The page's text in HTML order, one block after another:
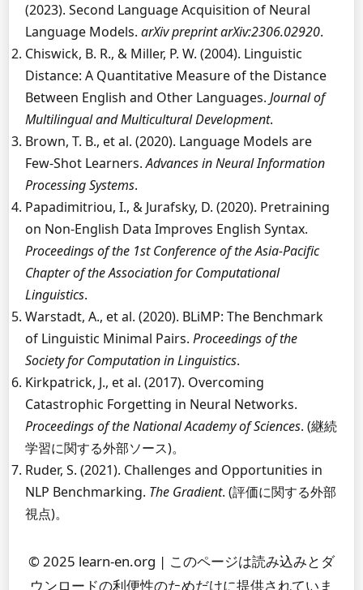
(2023). Second Language Acquisition of Neural
Language Models. arXiv preprint arXiv:2306.02920.
Chiswick, B. R., & Miller, P. W. (2004). Linguistic
Distance: A Quantitative Measure of the Distance
Between English and Other Languages. Journal of
Multilingual and Multicultural Development.
Brown, T. B., et al. (2020). Language Models are
Few-Shot Learners.Advances in Neural Information
Processing Systems.
Papadimitriou, I., & Jurafsky, D. (2020). Pretraining
on Non-English Data Improves English Syntax.
Proceedings of the 1st Conference of the Asia-Pacific
Chapter of the Association for Computational
Linguistics.
Warstadt, A., et al. (2020). BLiMP: The Benchmark
of Linguistic Minimal Pairs. Proceedings of the
Society for Computation in Linguistics.
Kirkpatrick, J., et al. (2017). Overcoming
Catastrophic Forgetting in Neural Networks.
Proceedings of the National Academy of Sciences. (継続
学習に関する外部ソース)。
Ruder, S. (2021). Challenges and Opportunities in
NLP Benchmarking. The Gradient. (評価に関する外部
視点)。
© 2025 learn-en.org | このページは読み込みとダ
ウンロードの利便性のためだけに提供されていま